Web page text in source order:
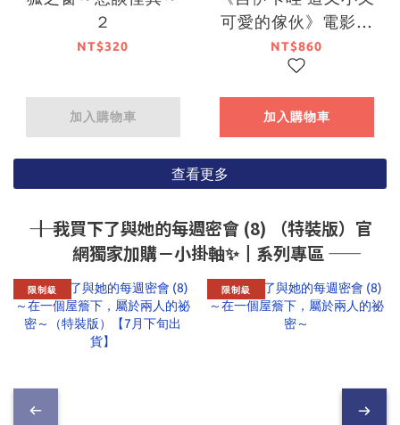
２
NT$320
加入購物車
可愛的傢伙》電影上
映紀念４－６珍藏套
書
NT$860
加入購物車
查看更多
―― ┃ 我買下了與她的每週密會 (8) （特裝版）官
網獨家加購－小掛軸✨┃系列專區 ――
限制級 限制級